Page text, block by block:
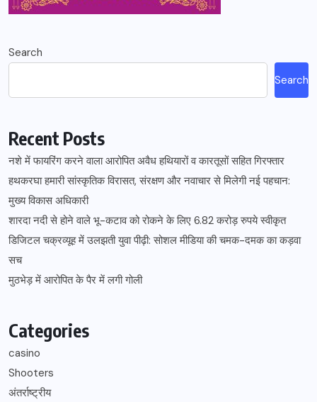
Search
Search
Recent Posts
नशे में फायरिंग करने वाला आरोपित अवैध हथियारों व कारतूसों सहित गिरफ्तार
हथकरघा हमारी सांस्कृतिक विरासत, संरक्षण और नवाचार से मिलेगी नई पहचान:
मुख्य विकास अधिकारी
शारदा नदी से होने वाले भू-कटाव को रोकने के लिए 6.82 करोड़ रुपये स्वीकृत
डिजिटल चक्रव्यूह में उलझती युवा पीढ़ी: सोशल मीडिया की चमक-दमक का कड़वा
सच
मुठभेड़ में आरोपित के पैर में लगी गोली
Categories
casino
Shooters
अंतर्राष्ट्रीय